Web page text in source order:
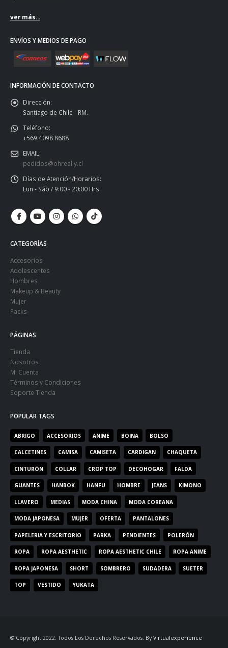
ver más...
ENVÍOS Y MEDIOS DE PAGO
INFORMACIÓN DE CONTACTO
Dirección:
Santiago de Chile - RM.
Teléfono:
+569 4098 8688
EMAIL:
pedidos@ohreally.cl
Días de Atención/Horarios:
Lun - Sáb / 9:00 - 20:00 Hrs.
CATEGORÍAS
Accesorios
Adolescentes
Hombres
Makeup & Beauty
Mujer
Packs
PÁGINAS
Tienda
Nosotros
Mi Cuenta
Términos y Condiciones
Soporte Tienda
POPULAR TAGS
ABRIGO ACCESORIOS ANIME BOINA BOLSO
CALCETINES CAMISA CAMISETA CARDIGAN CHAQUETA
CINTURÓN COLLAR CROP TOP DECOHOGAR FALDA
GUANTES HANBOK HANFU HOMBRE JEANS KIMONO
LLAVERO MEDIAS MODA CHINA MODA COREANA
MODA JAPONESA MUJER OFERTA PANTALONES
PAPELERIA Y ESCRITORIO PARKA PENDIENTES POLERÓN
ROPA ROPA AESTHETIC ROPA AESTHETIC CHILE ROPA ANIME
ROPA JAPONESA SHORT SOMBRERO SUDADERA SUETER
TOP VESTIDO YUKATA
© Copyright 2022. Todos Los Derechos Reservados. By Virtualexperience